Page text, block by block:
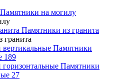
Памятники на могилу
Памятники из гранита
гранита
Памятники
189
Памятники
27